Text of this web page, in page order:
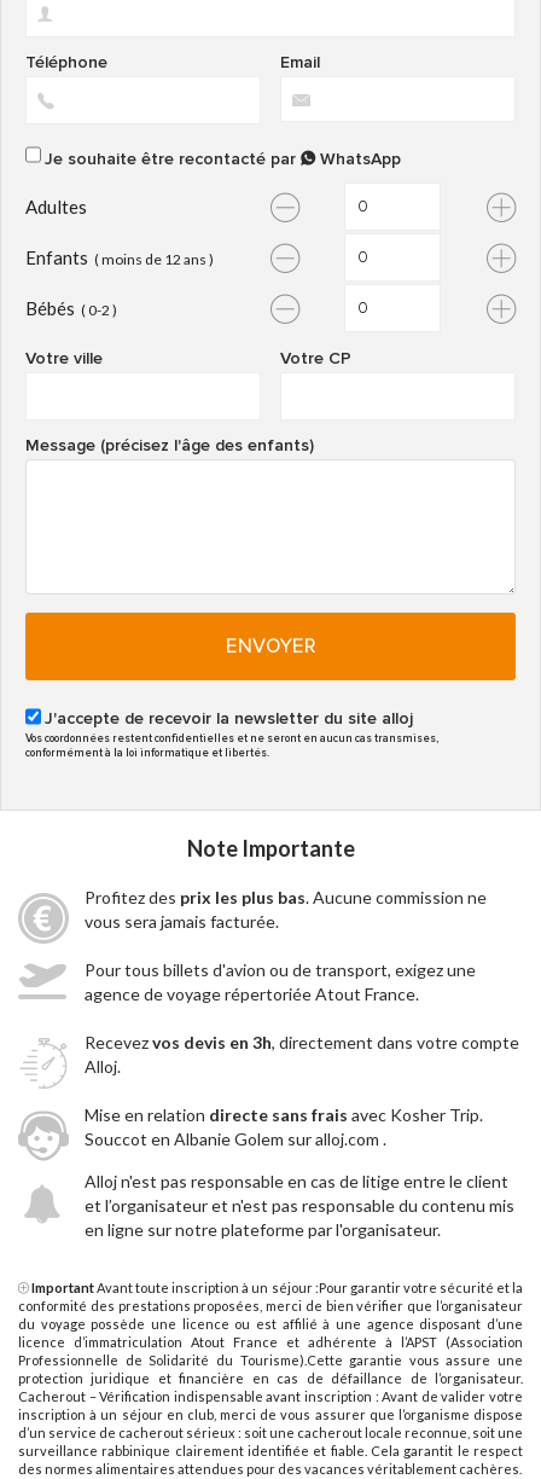
Email
Téléphone
Je souhaite être recontacté par WhatsApp
Adultes
Enfants ( moins de 12 ans )
Bébés ( 0-2 )
Votre CP
Votre ville
Message (précisez l'âge des enfants)
ENVOYER
J'accepte de recevoir la newsletter du site alloj
Vos coordonnées restent confidentielles et ne seront en aucun cas transmises,
conformément à la loi informatique et libertés.
Note Importante
Profitez des prix les plus bas. Aucune commission ne
vous sera jamais facturée.
Pour tous billets d'avion ou de transport, exigez une
agence de voyage répertoriée Atout France.
Recevezvos devis en 3h, directement dans votre compte
Alloj.
Mise en relation directe sans frais avec Kosher Trip.
Souccot en Albanie Golem sur alloj.com .
Alloj n'est pas responsable en cas de litige entre le client
et l’organisateur et n'est pas responsable du contenu mis
en ligne sur notre plateforme par l'organisateur.
ImportantAvant toute inscription à un séjour :Pour garantir votre sécurité et la
conformité des prestations proposées, merci de bien vérifier que l’organisateur
du voyage possède une licence ou est affilié à une agence disposant d’une
licence d’immatriculation Atout France et adhérente à l’APST (Association
Professionnelle de Solidarité du Tourisme).Cette garantie vous assure une
protection juridique et financière en cas de défaillance de l’organisateur.
Cacherout – Vérification indispensable avant inscription : Avant de valider votre
inscription à un séjour en club, merci de vous assurer que l’organisme dispose
d’un service de cacherout sérieux : soit une cacherout locale reconnue, soit une
surveillance rabbinique clairement identifiée et fiable. Cela garantit le respect
des normes alimentaires attendues pour des vacances véritablement cachères.